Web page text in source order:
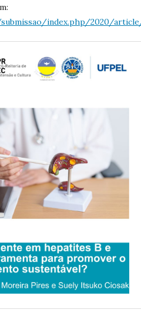
index.php/2020/